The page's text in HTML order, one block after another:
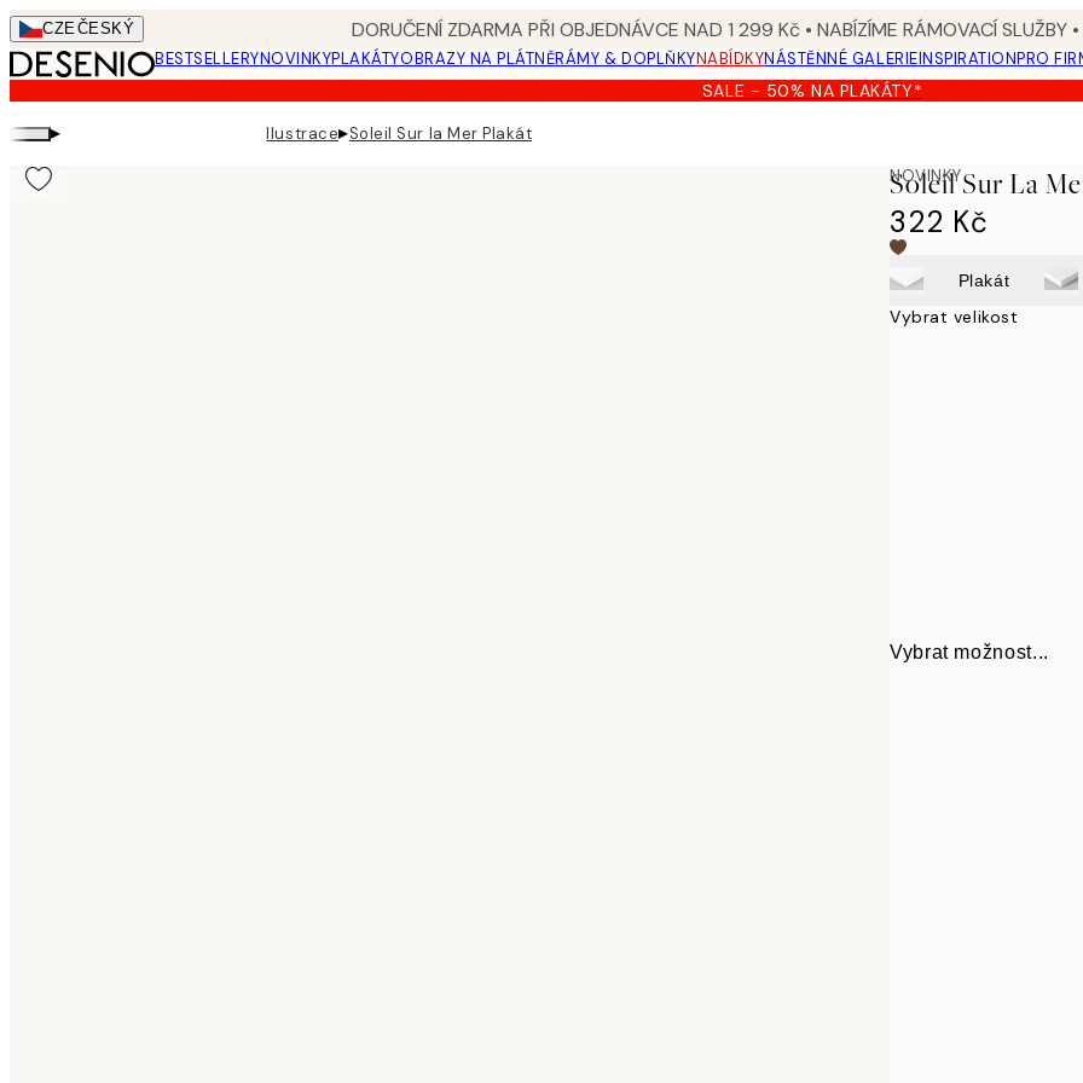
Skip
to
main
content.
CZEČESKÝ DORUČENÍ ZDARMA PŘI OBJEDNÁVCE NAD 1 299 Kč • NABÍZÍME RÁMOVACÍ SLUŽBY
BESTSELLERYNOVINKYPLAKÁTYOBRAZY NA PLÁTNĚRÁMY & DOPLŇKYNABÍDKYNÁSTĚNNÉ GALERIEINSPIRATIONPRO
SALE - 50% NA PLAKÁTY*
▸ Ilustrace▸Soleil Sur la Mer Plakát
NOVINKY
Soleil Sur La
322 Kč
Plakát
Vybrat velikost
Vybrat možnost...